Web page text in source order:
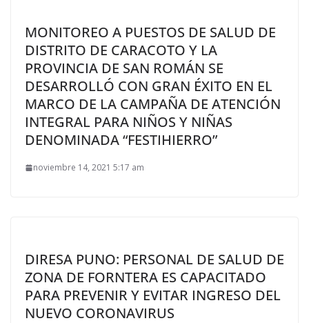
MONITOREO A PUESTOS DE SALUD DE
DISTRITO DE CARACOTO Y LA
PROVINCIA DE SAN ROMÁN SE
DESARROLLÓ CON GRAN ÉXITO EN EL
MARCO DE LA CAMPAÑA DE ATENCIÓN
INTEGRAL PARA NIÑOS Y NIÑAS
DENOMINADA “FESTIHIERRO”
noviembre 14, 2021 5:17 am
DIRESA PUNO: PERSONAL DE SALUD DE
ZONA DE FORNTERA ES CAPACITADO
PARA PREVENIR Y EVITAR INGRESO DEL
NUEVO CORONAVIRUS